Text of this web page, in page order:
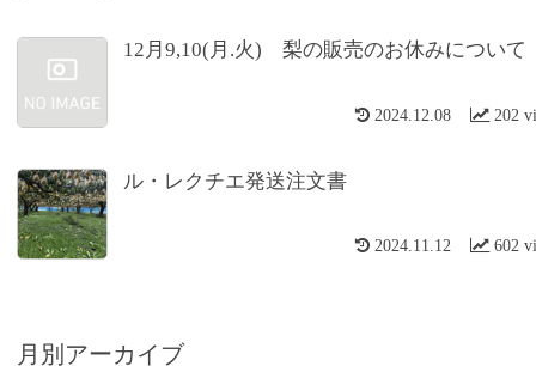
12月9,10(月.火) 梨の販売のお休みについて
202
2024.12.08
ル・レクチエ発送注文書
602
2024.11.12
月別アーカイブ